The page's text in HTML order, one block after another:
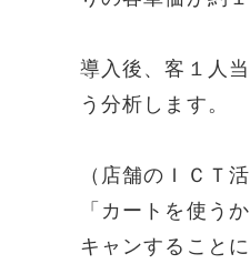
導入後、客１人
う分析します。
（店舗のＩＣＴ
「カートを使う
キャンすること